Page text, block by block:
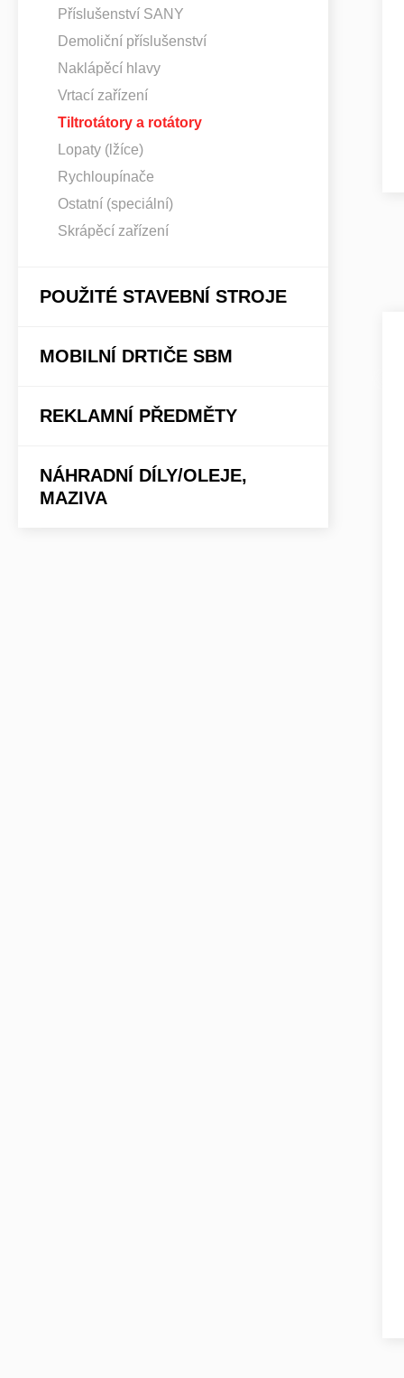
Příslušenství SANY
Demoliční příslušenství
Naklápěcí hlavy
Vrtací zařízení
Tiltrotátory a rotátory
Lopaty (lžíce)
Rychloupínače
Ostatní (speciální)
Skrápěcí zařízení
POUŽITÉ STAVEBNÍ STROJE
MOBILNÍ DRTIČE SBM
REKLAMNÍ PŘEDMĚTY
NÁHRADNÍ DÍLY/OLEJE,
MAZIVA